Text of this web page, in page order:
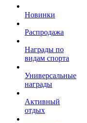
Новинки
Распродажа
Награды по
видам спорта
Универсальные
награды
Активный
отдых